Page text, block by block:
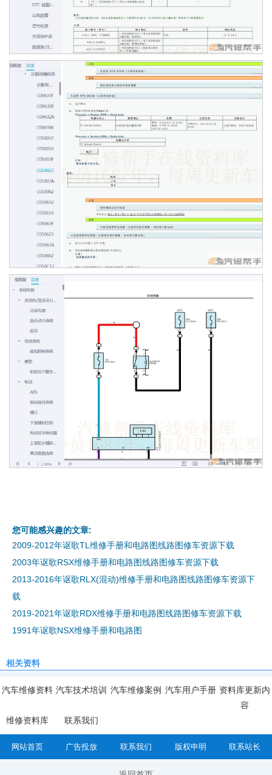
您可能感兴趣的文章:
2009-2012年讴歌TL维修手册和电路图线路图修车资源下载
2003年讴歌RSX维修手册和电路图线路图修车资源下载
2013-2016年讴歌RLX(混动)维修手册和电路图线路图修车资源下
载
2019-2021年讴歌RDX维修手册和电路图线路图修车资源下载
1991年讴歌NSX维修手册和电路图
相关资料
汽车维修资料 汽车技术培训 汽车维修案例 汽车用户手册 资料库更新内
容
维修资料库
联系我们
网站首页 广告投放 联系我们 版权申明 联系站长